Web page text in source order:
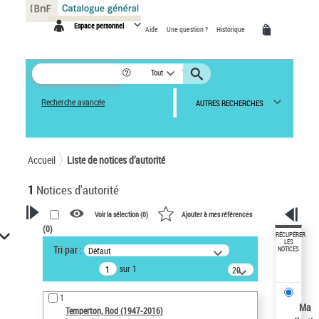
Espace personnel Aide Une question ? Historique
Tout
Recherche avancée AUTRES RECHERCHES
Accueil Liste de notices d’autorité
1 Notices d'autorité
VOTRE RECHERCHE
Recherche avancée dans les
notices d’autorité
Œuvres liées à l'auteur :
Temperton, Rod (1947-2016)
Voir la sélection (0) Ajouter à mes références
(0)
Tri par : Défaut
sur 1
20
résultats/page
1
Temperton, Rod (1947-2016)
RÉCUPÉRER
LES
NOTICES
Ma
Panneau de gestion des cookies